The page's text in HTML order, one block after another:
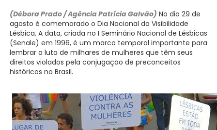
(Débora Prado / Agência Patrícia Galvão) No dia 29 de
agosto é comemorado o Dia Nacional da Visibilidade
Lésbica. A data, criada no I Seminário Nacional de Lésbicas
(Senale) em 1996, é um marco temporal importante para
lembrar a luta de milhares de mulheres que têm seus
direitos violados pela conjugação de preconceitos
históricos no Brasil.